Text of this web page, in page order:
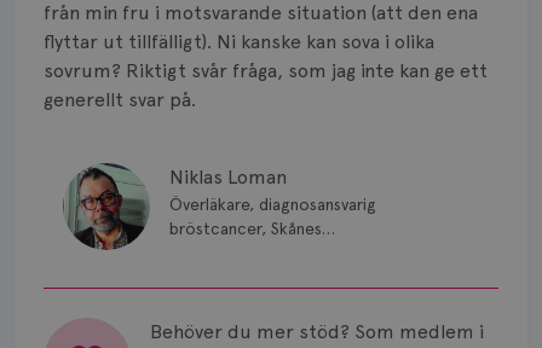
från min fru i motsvarande situation (att den ena
flyttar ut tillfälligt). Ni kanske kan sova i olika
sovrum? Riktigt svår fråga, som jag inte kan ge ett
generellt svar på.
Niklas Loman
Överläkare, diagnosansvarig
bröstcancer, Skånes
Behöver du mer stöd? Som medlem i